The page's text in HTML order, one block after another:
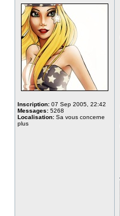
Inscription: 07 Sep 2005, 22:42
Messages: 5268
Localisation: Sa vous concerne
plus